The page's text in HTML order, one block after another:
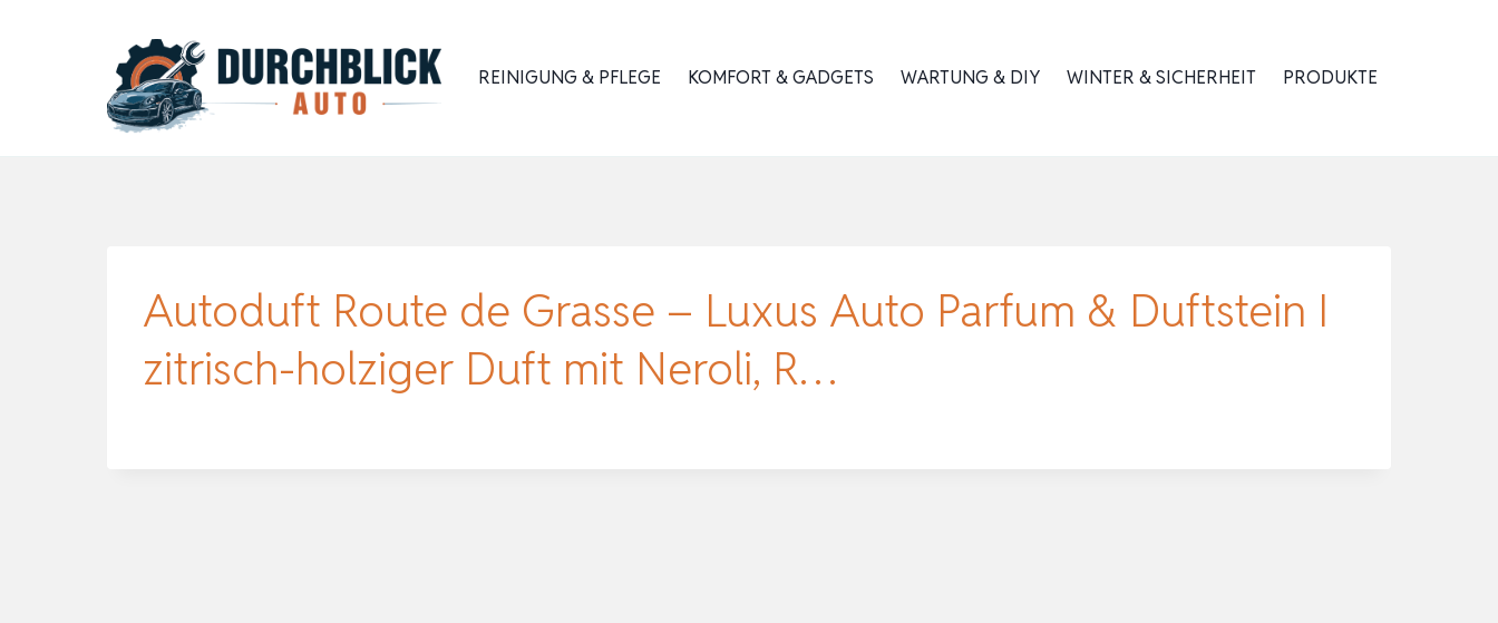
REINIGUNG & PFLEGE KOMFORT & GADGETS WARTUNG & DIY WINTER & SICHERHEIT PRODUKTE
Autoduft Route de Grasse – Luxus Auto Parfum & Duftstein I
zitrisch-holziger Duft mit Neroli, R…